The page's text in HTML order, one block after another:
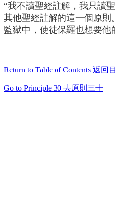
“我不讀聖經註解，我只讀
其他聖經註解的這一個原
監獄中，使徒保羅也想要他
Return to Table of Contents 返回
Go to Principle 30 去原則三十